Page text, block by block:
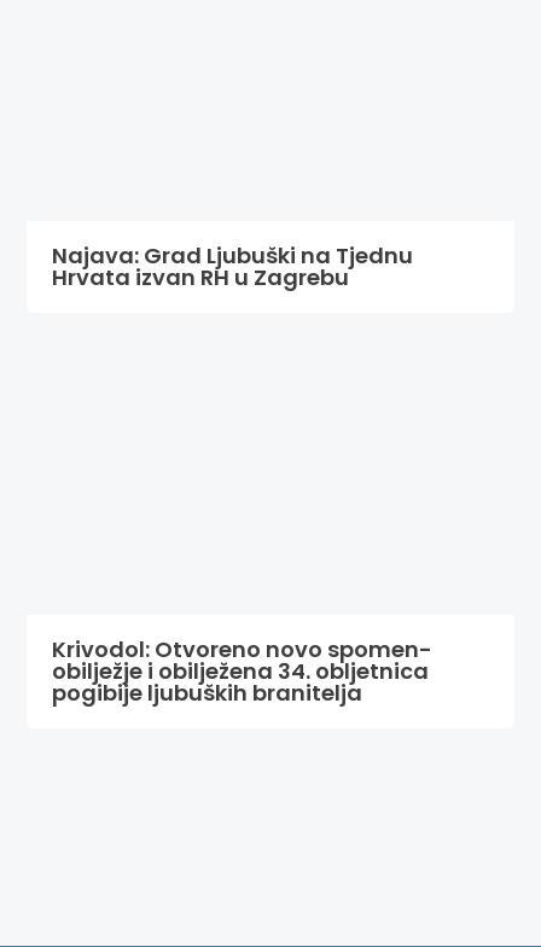
Najava: Grad Ljubuški na Tjednu
Hrvata izvan RH u Zagrebu
Krivodol: Otvoreno novo spomen-
obilježje i obilježena 34. obljetnica
pogibije ljubuških branitelja